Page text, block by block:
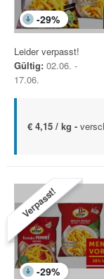
-29%
Leider verpasst!
Gültig: 02.06. -
17.06.
€ 4,15 / kg -
Verpasst!
-29%